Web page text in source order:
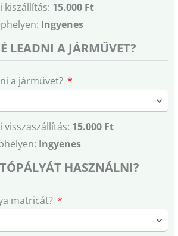
kiszállítás: 15.000 Ft
Ingyenes
LEADNI A JÁRMŰVET?
a járművet?
15.000 Ft
Ingyenes
HASZNÁLNI?
matricát?